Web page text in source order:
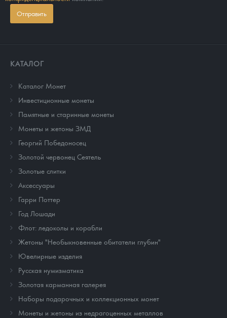
Отправить
КАТАЛОГ
Каталог Монет
Инвестиционные монеты
Памятные и старинные монеты
Монеты и жетоны ЗМД
Георгий Победоносец
Золотой червонец Сеятель
Золотые слитки
Аксессуары
Гарри Поттер
Год Лошади
Флот: ледоколы и корабли
Жетоны "Необыкновенные обитатели глубин"
Ювелирные изделия
Русская нумизматика
Золотая карманная галерея
Наборы подарочных и коллекционных монет
Монеты и жетоны из недрагоценных металлов